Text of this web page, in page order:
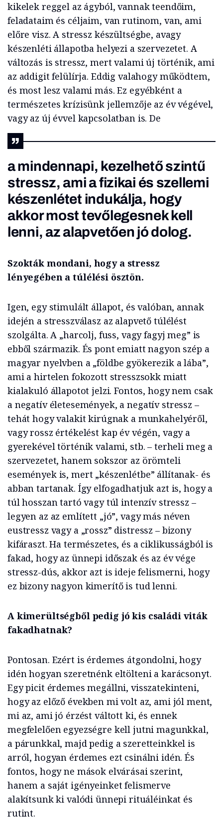
kikelek reggel az ágyból, vannak teendőim,
feladataim és céljaim, van rutinom, van, ami
előre visz. A stressz készültségbe, avagy
készenléti állapotba helyezi a szervezetet. A
változás is stressz, mert valami új történik, ami
az addigit felülírja. Eddig valahogy működtem,
és most lesz valami más. Ez egyébként a
természetes krízisünk jellemzője az év végével,
vagy az új évvel kapcsolatban is. De
a mindennapi, kezelhető szintű
stressz, ami a fizikai és szellemi
készenlétet indukálja, hogy
akkor most tevőlegesnek kell
lenni, az alapvetően jó dolog.
Szokták mondani, hogy a stressz
lényegében a túlélési ösztön.
Igen, egy stimulált állapot, és valóban, annak
idején a stresszválasz az alapvető túlélést
szolgálta. A „harcolj, fuss, vagy fagyj meg” is
ebből származik. És pont emiatt nagyon szép a
magyar nyelvben a „földbe gyökerezik a lába”,
ami a hirtelen fokozott stresszsokk miatt
kialakuló állapotot jelzi. Fontos, hogy nem csak
a negatív életesemények, a negatív stressz –
tehát hogy valakit kirúgnak a munkahelyéről,
vagy rossz értékelést kap év végén, vagy a
gyerekével történik valami, stb. – terheli meg a
szervezetet, hanem sokszor az örömteli
események is, mert „készenlétbe” állítanak- és
abban tartanak. Így elfogadhatjuk azt is, hogy a
túl hosszan tartó vagy túl intenzív stressz –
legyen az az említett „jó”, vagy más néven
eustressz vagy a „rossz” distressz – bizony
kifáraszt. Ha természetes, és a ciklikusságból is
fakad, hogy az ünnepi időszak és az év vége
stressz-dús, akkor azt is ideje felismerni, hogy
ez bizony nagyon kimerítő is tud lenni.
A kimerültségből pedig jó kis családi viták
fakadhatnak?
Pontosan. Ezért is érdemes átgondolni, hogy
idén hogyan szeretnénk eltölteni a karácsonyt.
Egy picit érdemes megállni, visszatekinteni,
hogy az előző években mi volt az, ami jól ment,
mi az, ami jó érzést váltott ki, és ennek
megfelelően egyezségre kell jutni magunkkal,
a párunkkal, majd pedig a szeretteinkkel is
arról, hogyan érdemes ezt csinálni idén. És
fontos, hogy ne mások elvárásai szerint,
hanem a saját igényeinket felismerve
alakítsunk ki valódi ünnepi rituáléinkat és
rutint.